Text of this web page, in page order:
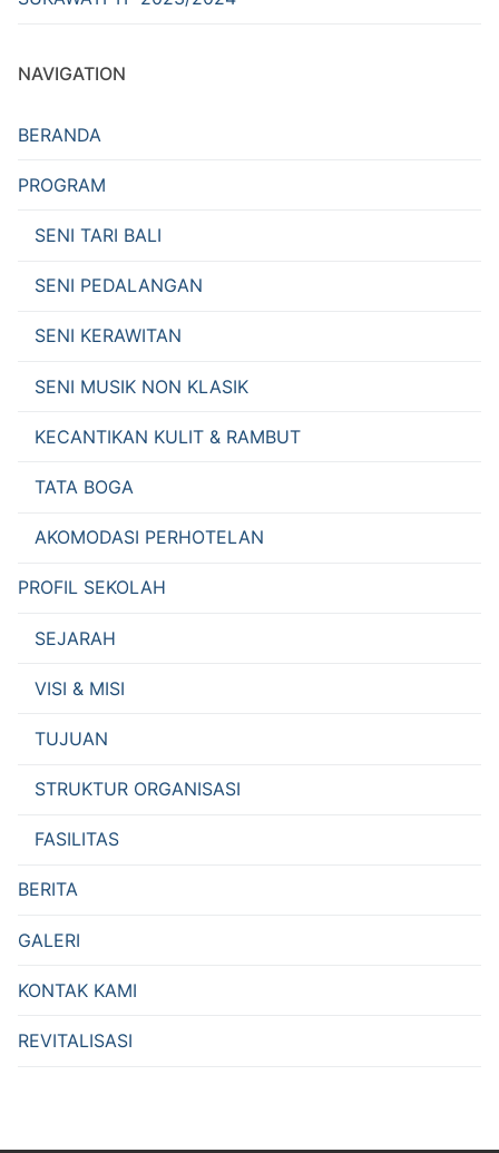
NAVIGATION
BERANDA
PROGRAM
SENI TARI BALI
SENI PEDALANGAN
SENI KERAWITAN
SENI MUSIK NON KLASIK
KECANTIKAN KULIT & RAMBUT
TATA BOGA
AKOMODASI PERHOTELAN
PROFIL SEKOLAH
SEJARAH
VISI & MISI
TUJUAN
STRUKTUR ORGANISASI
FASILITAS
BERITA
GALERI
KONTAK KAMI
REVITALISASI